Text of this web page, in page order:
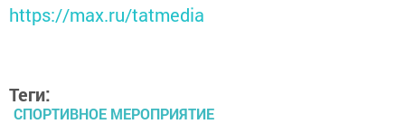
https://max.ru/tatmedia
Теги:
СПОРТИВНОЕ МЕРОПРИЯТИЕ